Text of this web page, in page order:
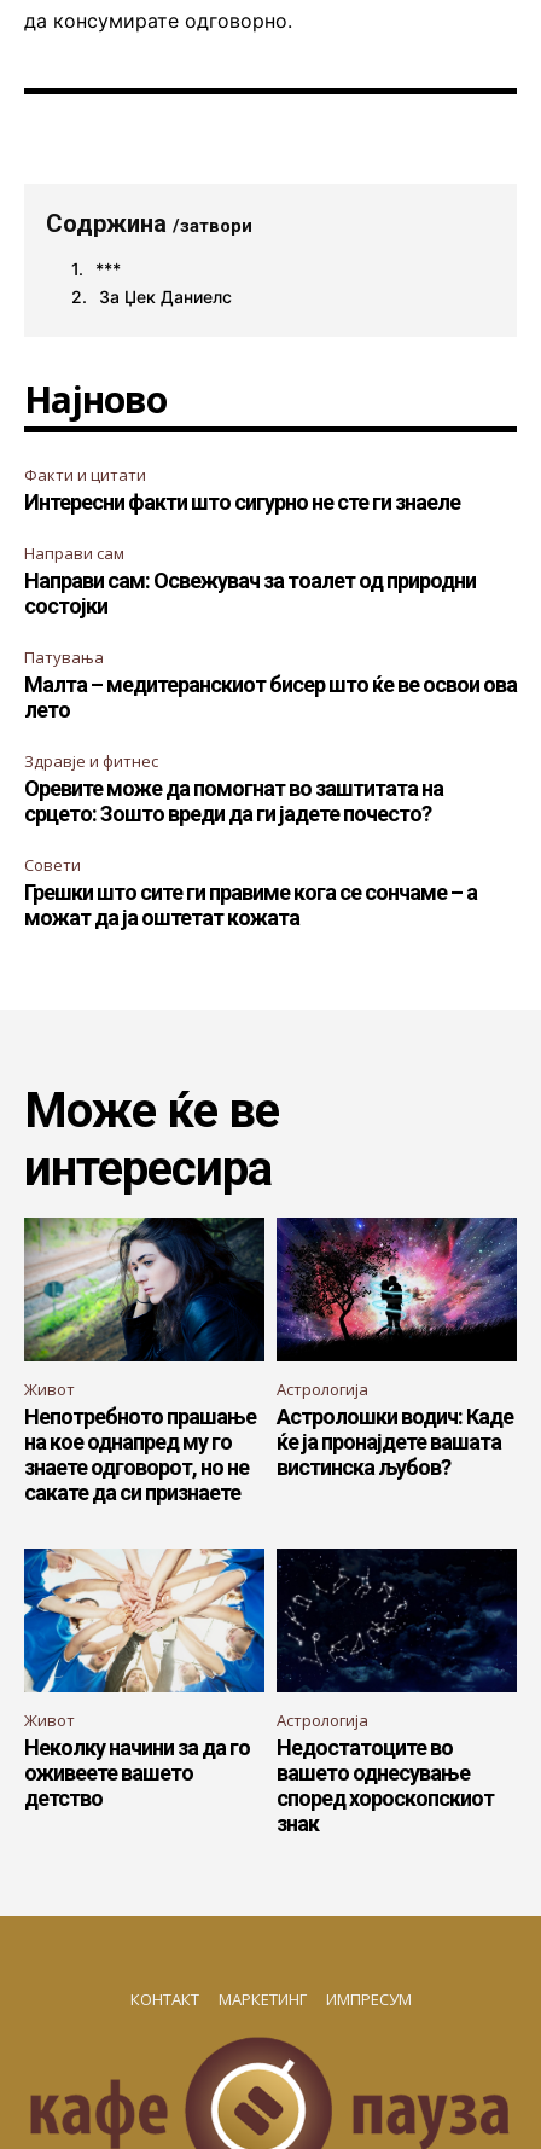
да консумирате одговорно.
Содржина /затвори
***
За Џек Даниелс
Најново
Факти и цитати
Интересни факти што сигурно не сте ги знаеле
Направи сам
Направи сам: Освежувач за тоалет од природни
состојки
Патувања
Малта – медитеранскиот бисер што ќе ве освои ова
лето
Здравје и фитнес
Оревите може да помогнат во заштитата на
срцето: Зошто вреди да ги јадете почесто?
Совети
Грешки што сите ги правиме кога се сончаме – а
можат да ја оштетат кожата
Може ќе ве
интересира
Живот
Непотребното прашање
на кое однапред му го
знаете одговорот, но не
сакате да си признаете
Астрологија
Астролошки водич: Каде
ќе ја пронајдете вашата
вистинска љубов?
Живот
Неколку начини за да го
оживеете вашето
детство
Астрологија
Недостатоците во
вашето однесување
според хороскопскиот
знак
КОНТАКТ МАРКЕТИНГ ИМПРЕСУМ